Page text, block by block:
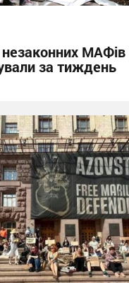
незаконних МАФів
за тиждень